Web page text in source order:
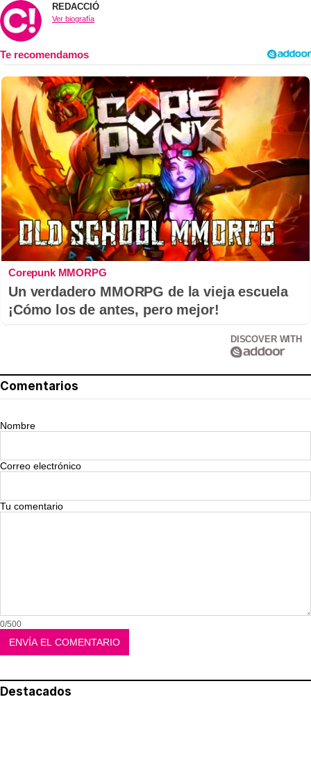
REDACCIÓ
Ver biografía
Corepunk MMORPG
Un verdadero MMORPG de la vieja escuela
¡Cómo los de antes, pero mejor!
DISCOVER WITH
Comentarios
Nombre
Correo electrónico
Tu comentario
0/500
Destacados